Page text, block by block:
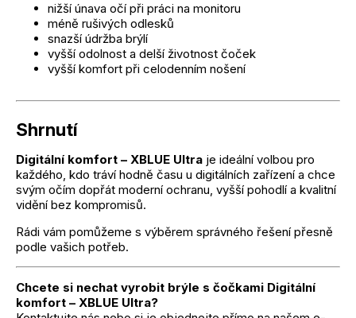
nižší únava očí při práci na monitoru
méně rušivých odlesků
snazší údržba brýlí
vyšší odolnost a delší životnost čoček
vyšší komfort při celodenním nošení
Shrnutí
Digitální komfort – XBLUE Ultra je ideální volbou pro
každého, kdo tráví hodně času u digitálních zařízení a chce
svým očím dopřát moderní ochranu, vyšší pohodlí a kvalitní
vidění bez kompromisů.
Rádi vám pomůžeme s výběrem správného řešení přesně
podle vašich potřeb.
Chcete si nechat vyrobit brýle s čočkami Digitální
komfort – XBLUE Ultra?